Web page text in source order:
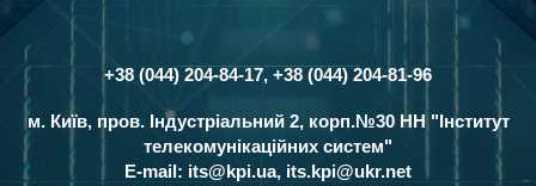
Контакти
+38 (044) 204-84-17, +38 (044) 204-81-96
м. Київ, пров. Індустріальний 2, корп.№30 НН "Інститут
телекомунікаційних систем"
E-mail: its@kpi.ua, its.kpi@ukr.net